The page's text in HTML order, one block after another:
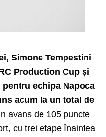
Simone Tempestini
Production Cup și
echipa Napoca
acum la un total de
avans de 105 puncte
cu trei etape înaintea